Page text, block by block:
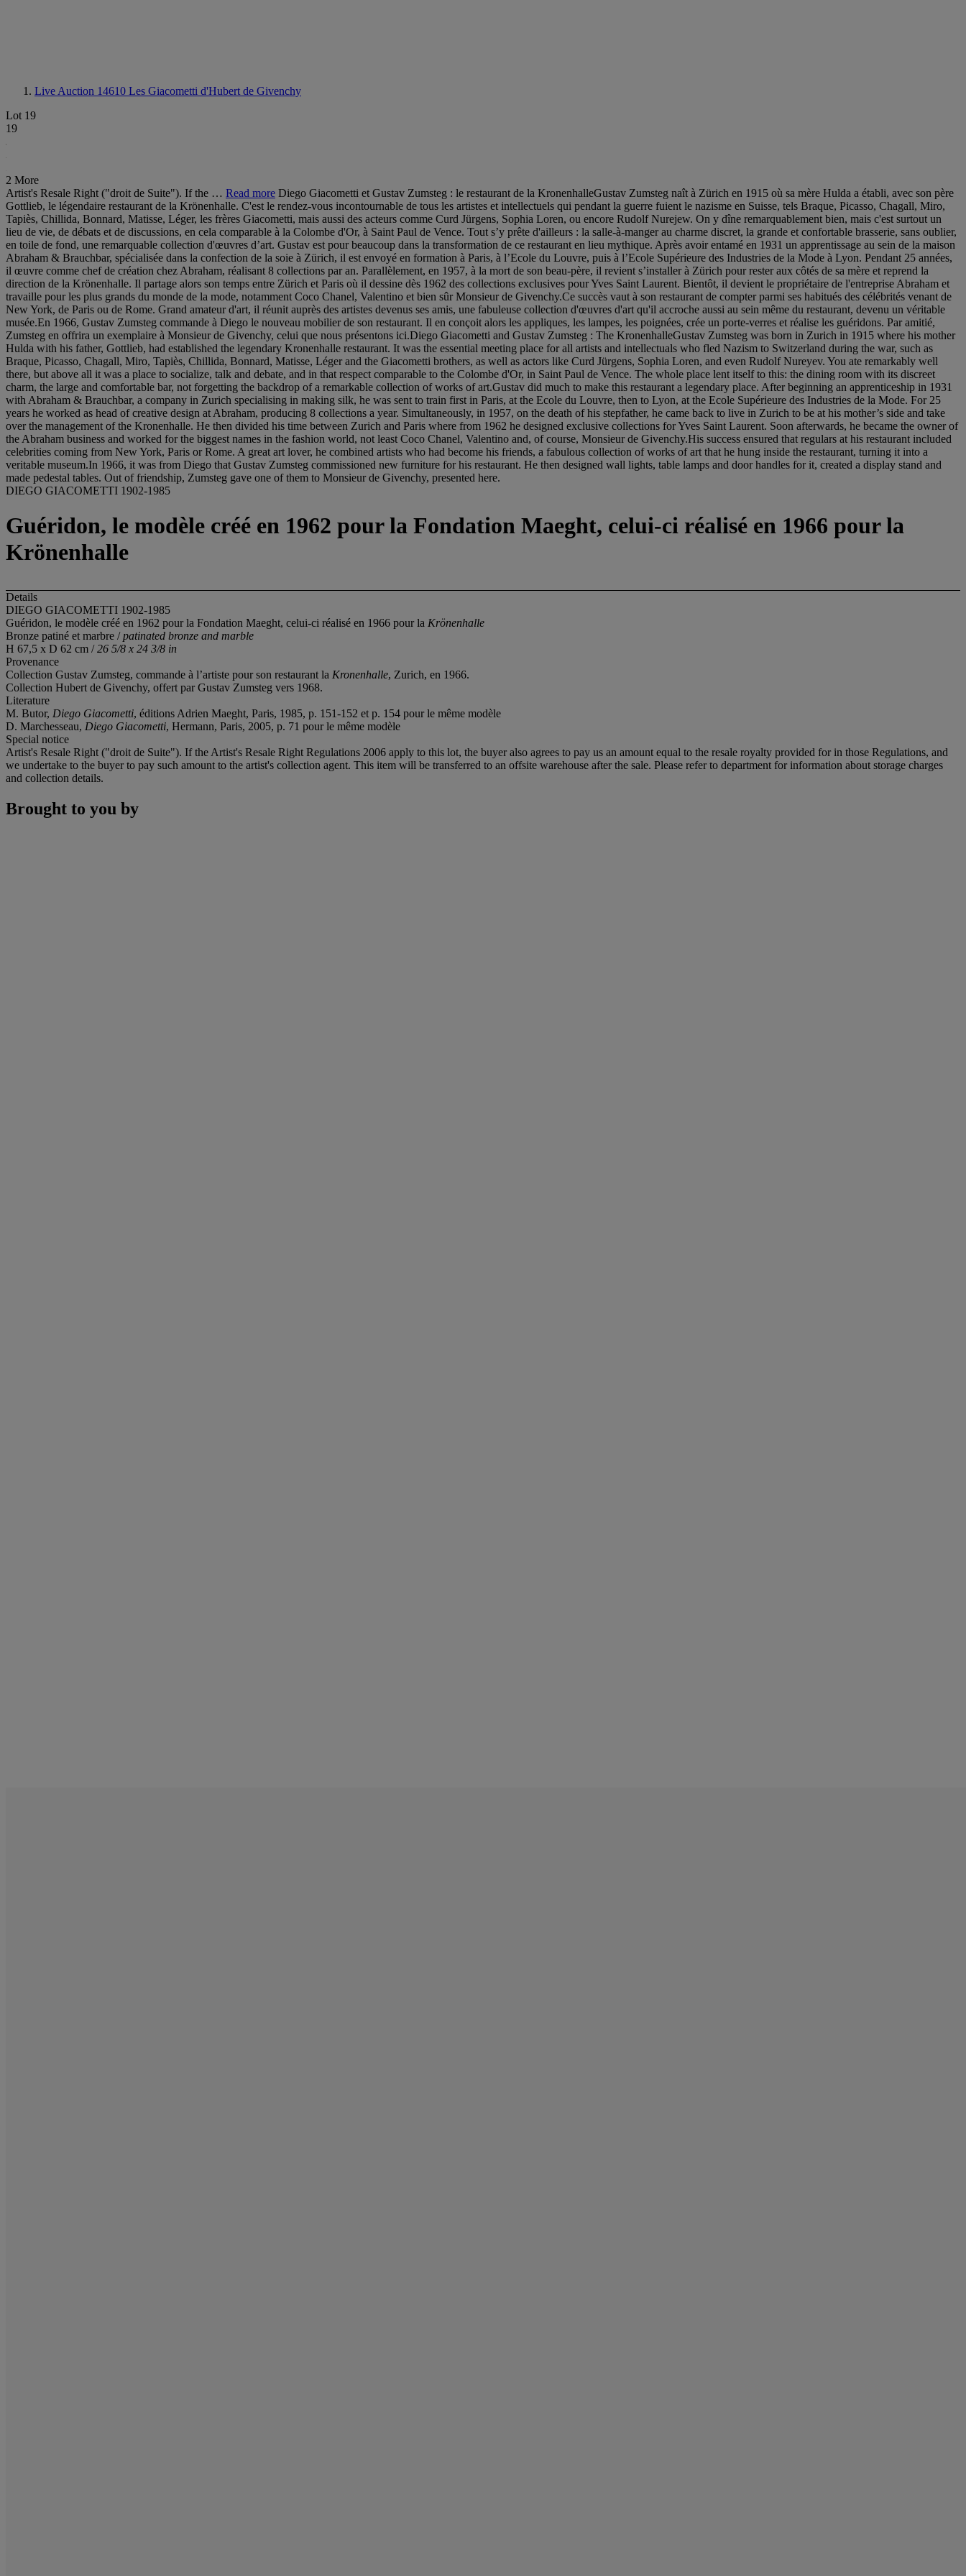
Live Auction 14610 Les Giacometti d'Hubert de Givenchy
Lot 19
19
2 More
Artist's Resale Right ("droit de Suite"). If the … Read more Diego Giacometti et Gustav Zumsteg : le restaurant de la KronenhalleGustav Zumsteg naît à Zürich en 1915 où sa mère Hulda a établi, avec son père
Gottlieb, le légendaire restaurant de la Krönenhalle. C'est le rendez-vous incontournable de tous les artistes et intellectuels qui pendant la guerre fuient le nazisme en Suisse, tels Braque, Picasso, Chagall, Miro,
Tapiès, Chillida, Bonnard, Matisse, Léger, les frères Giacometti, mais aussi des acteurs comme Curd Jürgens, Sophia Loren, ou encore Rudolf Nurejew. On y dîne remarquablement bien, mais c'est surtout un
lieu de vie, de débats et de discussions, en cela comparable à la Colombe d'Or, à Saint Paul de Vence. Tout s’y prête d'ailleurs : la salle-à-manger au charme discret, la grande et confortable brasserie, sans oublier,
en toile de fond, une remarquable collection d'œuvres d’art. Gustav est pour beaucoup dans la transformation de ce restaurant en lieu mythique. Après avoir entamé en 1931 un apprentissage au sein de la maison
Abraham & Brauchbar, spécialisée dans la confection de la soie à Zürich, il est envoyé en formation à Paris, à l’Ecole du Louvre, puis à l’Ecole Supérieure des Industries de la Mode à Lyon. Pendant 25 années,
il œuvre comme chef de création chez Abraham, réalisant 8 collections par an. Parallèlement, en 1957, à la mort de son beau-père, il revient s’installer à Zürich pour rester aux côtés de sa mère et reprend la
direction de la Krönenhalle. Il partage alors son temps entre Zürich et Paris où il dessine dès 1962 des collections exclusives pour Yves Saint Laurent. Bientôt, il devient le propriétaire de l'entreprise Abraham et
travaille pour les plus grands du monde de la mode, notamment Coco Chanel, Valentino et bien sûr Monsieur de Givenchy.Ce succès vaut à son restaurant de compter parmi ses habitués des célébrités venant de
New York, de Paris ou de Rome. Grand amateur d'art, il réunit auprès des artistes devenus ses amis, une fabuleuse collection d'œuvres d'art qu'il accroche aussi au sein même du restaurant, devenu un véritable
musée.En 1966, Gustav Zumsteg commande à Diego le nouveau mobilier de son restaurant. Il en conçoit alors les appliques, les lampes, les poignées, crée un porte-verres et réalise les guéridons. Par amitié,
Zumsteg en offrira un exemplaire à Monsieur de Givenchy, celui que nous présentons ici.Diego Giacometti and Gustav Zumsteg : The KronenhalleGustav Zumsteg was born in Zurich in 1915 where his mother
Hulda with his father, Gottlieb, had established the legendary Kronenhalle restaurant. It was the essential meeting place for all artists and intellectuals who fled Nazism to Switzerland during the war, such as
Braque, Picasso, Chagall, Miro, Tapiès, Chillida, Bonnard, Matisse, Léger and the Giacometti brothers, as well as actors like Curd Jürgens, Sophia Loren, and even Rudolf Nureyev. You ate remarkably well
there, but above all it was a place to socialize, talk and debate, and in that respect comparable to the Colombe d'Or, in Saint Paul de Vence. The whole place lent itself to this: the dining room with its discreet
charm, the large and comfortable bar, not forgetting the backdrop of a remarkable collection of works of art.Gustav did much to make this restaurant a legendary place. After beginning an apprenticeship in 1931
with Abraham & Brauchbar, a company in Zurich specialising in making silk, he was sent to train first in Paris, at the Ecole du Louvre, then to Lyon, at the Ecole Supérieure des Industries de la Mode. For 25
years he worked as head of creative design at Abraham, producing 8 collections a year. Simultaneously, in 1957, on the death of his stepfather, he came back to live in Zurich to be at his mother’s side and take
over the management of the Kronenhalle. He then divided his time between Zurich and Paris where from 1962 he designed exclusive collections for Yves Saint Laurent. Soon afterwards, he became the owner of
the Abraham business and worked for the biggest names in the fashion world, not least Coco Chanel, Valentino and, of course, Monsieur de Givenchy.His success ensured that regulars at his restaurant included
celebrities coming from New York, Paris or Rome. A great art lover, he combined artists who had become his friends, a fabulous collection of works of art that he hung inside the restaurant, turning it into a
veritable museum.In 1966, it was from Diego that Gustav Zumsteg commissioned new furniture for his restaurant. He then designed wall lights, table lamps and door handles for it, created a display stand and
made pedestal tables. Out of friendship, Zumsteg gave one of them to Monsieur de Givenchy, presented here.
DIEGO GIACOMETTI 1902-1985
Guéridon, le modèle créé en 1962 pour la Fondation Maeght, celui-ci réalisé en 1966 pour la
Krönenhalle
Details
DIEGO GIACOMETTI 1902-1985
Guéridon, le modèle créé en 1962 pour la Fondation Maeght, celui-ci réalisé en 1966 pour la Krönenhalle
Bronze patiné et marbre /patinated bronze and marble
H 67,5 x D 62 cm /26 5/8 x 24 3/8 in
Provenance
Collection Gustav Zumsteg, commande à l’artiste pour son restaurant la Kronenhalle, Zurich, en 1966.
Collection Hubert de Givenchy, offert par Gustav Zumsteg vers 1968.
Literature
M. Butor, Diego Giacometti, éditions Adrien Maeght, Paris, 1985, p. 151-152 et p. 154 pour le même modèle
D. Marchesseau, Diego Giacometti, Hermann, Paris, 2005, p. 71 pour le même modèle
Special notice
Artist's Resale Right ("droit de Suite"). If the Artist's Resale Right Regulations 2006 apply to this lot, the buyer also agrees to pay us an amount equal to the resale royalty provided for in those Regulations, and
we undertake to the buyer to pay such amount to the artist's collection agent. This item will be transferred to an offsite warehouse after the sale. Please refer to department for information about storage charges
and collection details.
Brought to you by